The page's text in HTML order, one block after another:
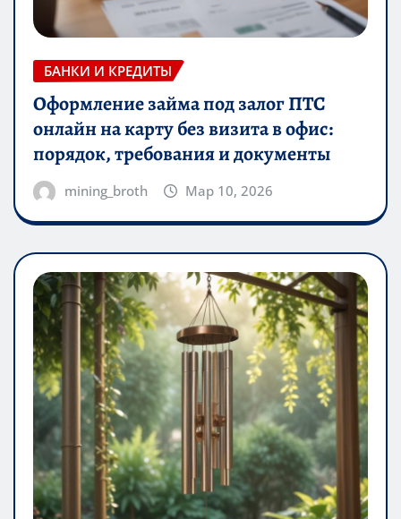
БАНКИ И КРЕДИТЫ
Оформление займа под залог ПТС
онлайн на карту без визита в офис:
порядок, требования и документы
mining_broth Мар 10, 2026